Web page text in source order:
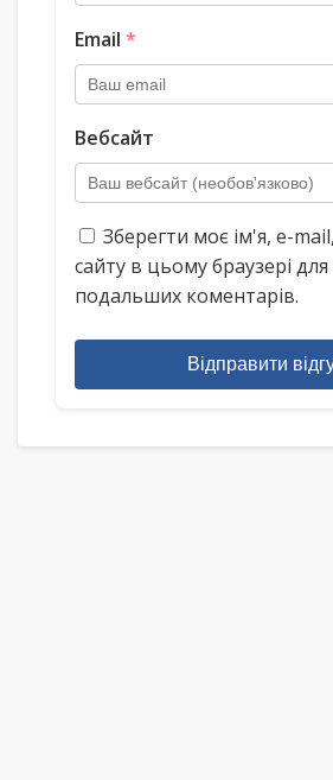
Email *
Вебсайт
Зберегти моє ім'я, e-
сайту в цьому браузері для
подальших коментарів.
Відправити